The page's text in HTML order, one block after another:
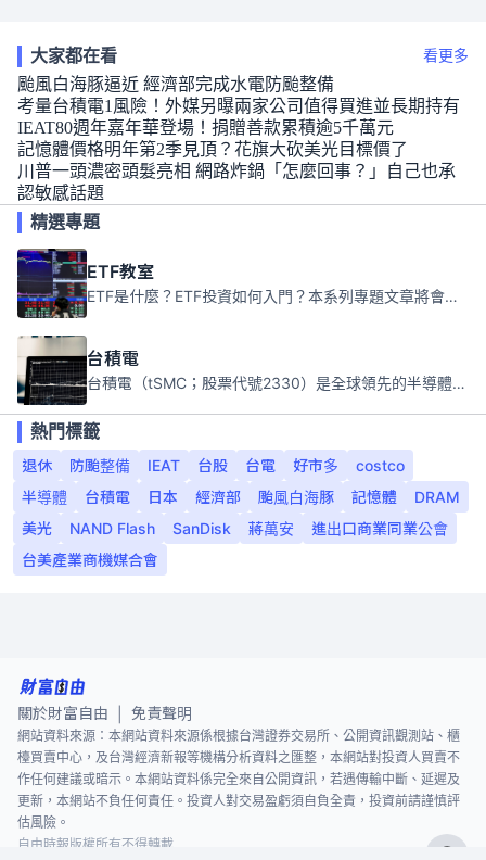
大家都在看 看更多
颱風白海豚逼近 經濟部完成水電防颱整備
考量台積電1風險！外媒另曝兩家公司值得買進並長期持有
IEAT80週年嘉年華登場！捐贈善款累積逾5千萬元
記憶體價格明年第2季見頂？花旗大砍美光目標價了
川普一頭濃密頭髮亮相 網路炸鍋「怎麼回事？」自己也承
認敏感話題
精選專題
ETF教室
ETF是什麼？ETF投資如何入門？本系列專題文章將會告訴你新手必須知道的ETF基礎知識。
台積電
台積電（tSMC；股票代號2330）是全球領先的半導體代工公司，成立於1987年，總部位於台灣新竹。且已於美國、日本、德國及中國設廠，台積電是全球首家專業積體電路製造服務公司，也是全球最先進和最大規模的半導體代工廠。
熱門標籤
退休
防颱整備 IEAT 台股 台電 好市多
costco
半導體
台積電 日本 經濟部 颱風白海豚 記憶體
DRAM
美光
NAND Flash SanDisk 蔣萬安
進出口商業同業公會
台美產業商機媒合會
關於財富自由 免責聲明
網站資料來源：本網站資料來源係根據台灣證券交易所、公開資訊觀測站、櫃
檯買賣中心，及台灣經濟新報等機構分析資料之匯整，本網站對投資人買賣不
作任何建議或暗示。本網站資料係完全來自公開資訊，若遇傳輸中斷、延遲及
更新，本網站不負任何責任。投資人對交易盈虧須自負全責，投資前請謹慎評
估風險。
自由時報版權所有不得轉載